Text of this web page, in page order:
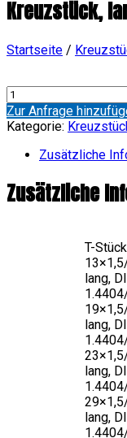
Kreuzstück,
Startseite /
Kreuzstück,
lang
Menge
Zur Anfrage
Kategorie:
Zusätzliche
Zusätzliche
T-
lang,
lang,
lang,
lang,